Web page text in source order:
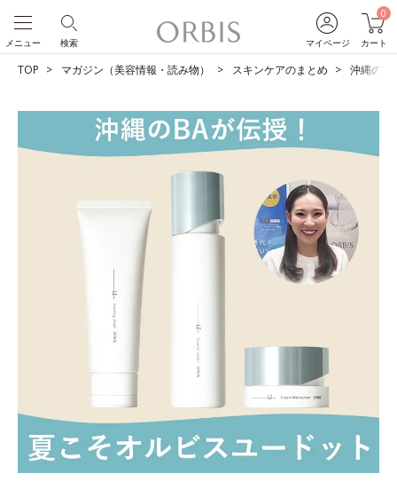
マイページ
0
カート
検索
メニュー
TOP マガジン（美容情報・読み物） スキンケアのまとめ 沖縄の